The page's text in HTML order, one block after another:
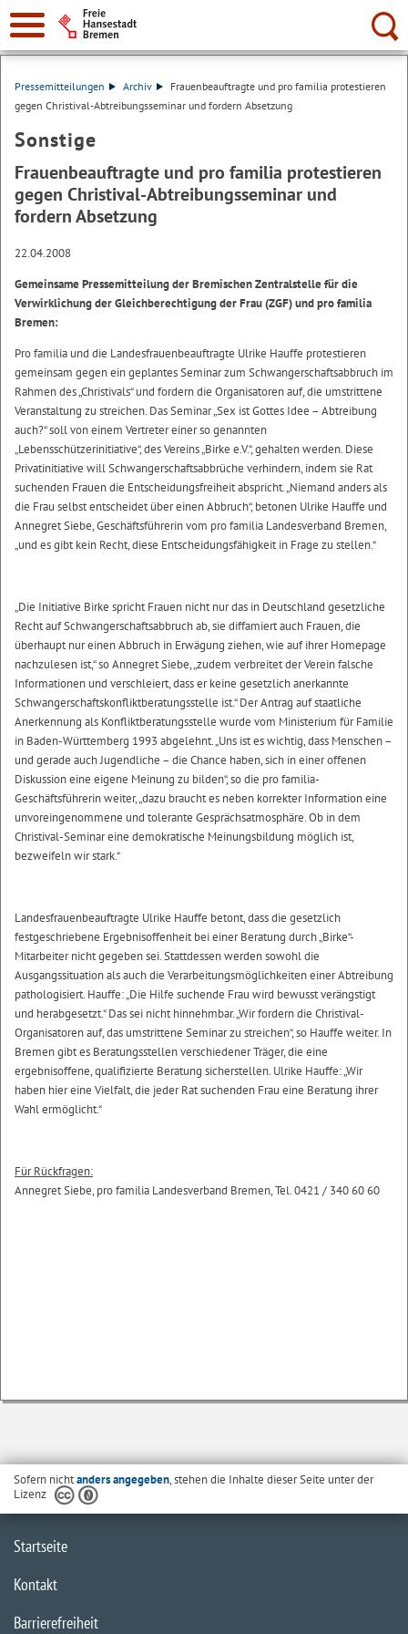
Suche:
Pressemitteilungen Archiv
Frauenbeauftragte und pro familia protestieren
gegen Christival-Abtreibungsseminar und fordern Absetzung
Sonstige
Frauenbeauftragte und pro familia protestieren
gegen Christival-Abtreibungsseminar und
fordern Absetzung
22.04.2008
Gemeinsame Pressemitteilung der Bremischen Zentralstelle für die
Verwirklichung der Gleichberechtigung der Frau (ZGF) und pro familia
Bremen:
Pro familia und die Landesfrauenbeauftragte Ulrike Hauffe protestieren
gemeinsam gegen ein geplantes Seminar zum Schwangerschaftsabbruch im
Rahmen des „Christivals“ und fordern die Organisatoren auf, die umstrittene
Veranstaltung zu streichen. Das Seminar „Sex ist Gottes Idee – Abtreibung
auch?“ soll von einem Vertreter einer so genannten
„Lebensschützerinitiative“, des Vereins „Birke e.V.“, gehalten werden. Diese
Privatinitiative will Schwangerschaftsabbrüche verhindern, indem sie Rat
suchenden Frauen die Entscheidungsfreiheit abspricht. „Niemand anders als
die Frau selbst entscheidet über einen Abbruch“, betonen Ulrike Hauffe und
Annegret Siebe, Geschäftsführerin vom pro familia Landesverband Bremen,
„und es gibt kein Recht, diese Entscheidungsfähigkeit in Frage zu stellen.“
„Die Initiative Birke spricht Frauen nicht nur das in Deutschland gesetzliche
Recht auf Schwangerschaftsabbruch ab, sie diffamiert auch Frauen, die
überhaupt nur einen Abbruch in Erwägung ziehen, wie auf ihrer Homepage
nachzulesen ist,“ so Annegret Siebe, „zudem verbreitet der Verein falsche
Informationen und verschleiert, dass er keine gesetzlich anerkannte
Schwangerschaftskonfliktberatungsstelle ist.“ Der Antrag auf staatliche
Anerkennung als Konfliktberatungsstelle wurde vom Ministerium für Familie
in Baden-Württemberg 1993 abgelehnt. „Uns ist es wichtig, dass Menschen –
und gerade auch Jugendliche – die Chance haben, sich in einer offenen
Diskussion eine eigene Meinung zu bilden“, so die pro familia-
Geschäftsführerin weiter, „dazu braucht es neben korrekter Information eine
unvoreingenommene und tolerante Gesprächsatmosphäre. Ob in dem
Christival-Seminar eine demokratische Meinungsbildung möglich ist,
bezweifeln wir stark.“
Landesfrauenbeauftragte Ulrike Hauffe betont, dass die gesetzlich
festgeschriebene Ergebnisoffenheit bei einer Beratung durch „Birke“-
Mitarbeiter nicht gegeben sei. Stattdessen werden sowohl die
Ausgangssituation als auch die Verarbeitungsmöglichkeiten einer Abtreibung
pathologisiert. Hauffe: „Die Hilfe suchende Frau wird bewusst verängstigt
und herabgesetzt.“ Das sei nicht hinnehmbar. „Wir fordern die Christival-
Organisatoren auf, das umstrittene Seminar zu streichen“, so Hauffe weiter. In
Bremen gibt es Beratungsstellen verschiedener Träger, die eine
ergebnisoffene, qualifizierte Beratung sicherstellen. Ulrike Hauffe: „Wir
haben hier eine Vielfalt, die jeder Rat suchenden Frau eine Beratung ihrer
Wahl ermöglicht.“
Für Rückfragen:
Annegret Siebe, pro familia Landesverband Bremen, Tel. 0421 / 340 60 60
Sofern nichtanders angegeben, stehen die Inhalte dieser Seite unter der
Lizenz
Startseite
Kontakt
Barrierefreiheit